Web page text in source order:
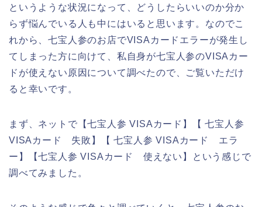
というような状況になって、どうしたらいいのか分か
らず悩んでいる人も中にはいると思います。なのでこ
れから、七宝人参のお店でVISAカードエラーが発生し
てしまった方に向けて、私自身が七宝人参のVISAカー
ドが使えない原因について調べたので、ご覧いただけ
ると幸いです。
まず、ネットで【七宝人参 VISAカード】【 七宝人参
VISAカード 失敗】【 七宝人参 VISAカード エラ
ー】【七宝人参 VISAカード 使えない】という感じで
調べてみました。